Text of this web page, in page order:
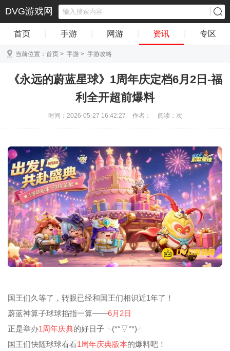
DVG游戏网
首页 手游 网游 资讯 专区
当前位置： 首页 > 手游 > 手游攻略
《永远的蔚蓝星球》1周年庆定档6月2日-福
利全开超前爆料
时间：2026-05-27 16:42:27 作者： 阅读： 次
国王们久等了，转眼已经和国王们相识近1年了！
蔚蓝神算子球球掐指一算——6月2日
正是举办1周年庆典的好日子╰(*°▽°*)╯
国王们快随球球看看1周年庆典版本的爆料吧！